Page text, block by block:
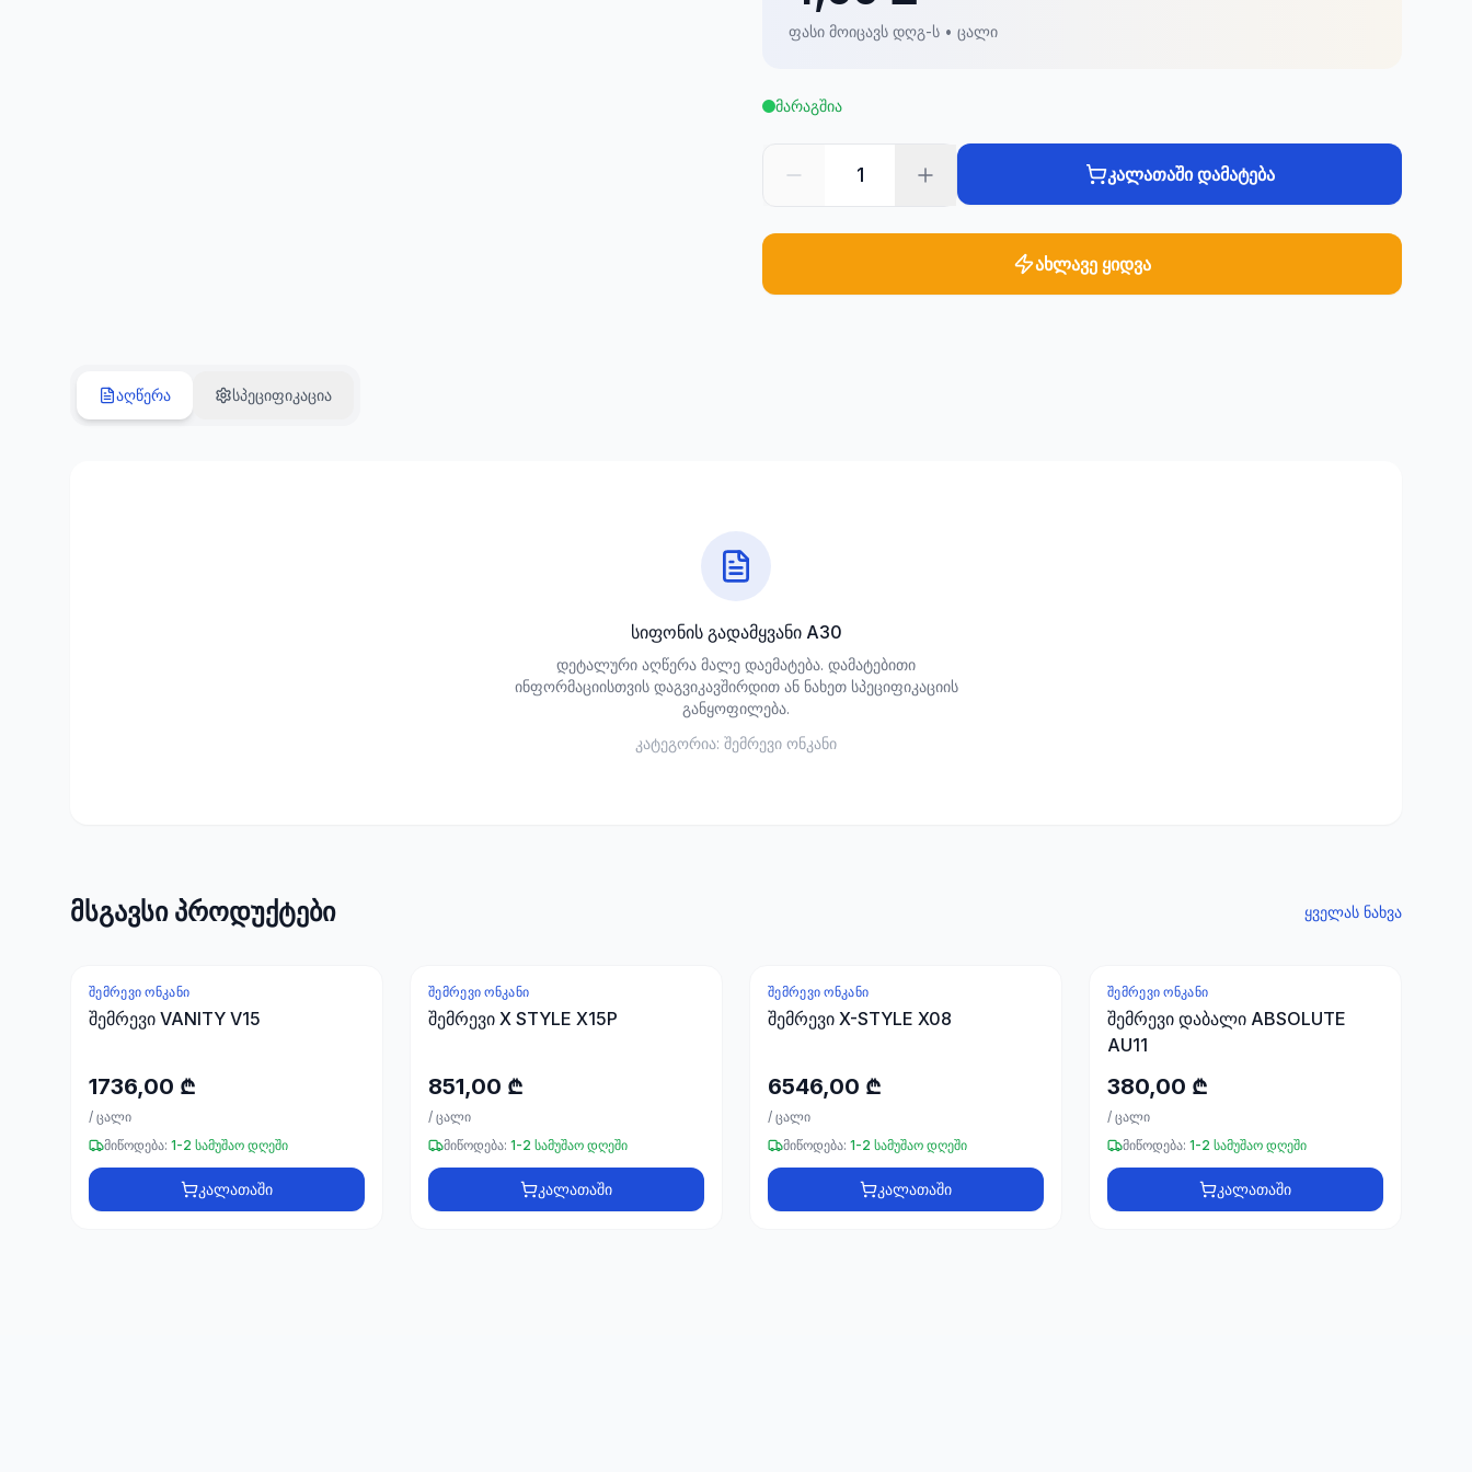
ფასი მოიცავს დღგ-ს • ცალი
მარაგშია
1 კალათაში დამატება
ახლავე ყიდვა
აღწერა სპეციფიკაცია
სიფონის გადამყვანი A30
დეტალური აღწერა მალე დაემატება. დამატებითი
ინფორმაციისთვის დაგვიკავშირდით ან ნახეთ სპეციფიკაციის
განყოფილება.
კატეგორია: შემრევი ონკანი
მსგავსი პროდუქტები ყველას ნახვა
ᲨᲔᲛᲠᲔᲕᲘ ᲝᲜᲙᲐᲜᲘ
შემრევი VANITY V15
1736,00 ₾
/ ცალი
მიწოდება: 1-2 სამუშაო დღეში
კალათაში
ᲨᲔᲛᲠᲔᲕᲘ ᲝᲜᲙᲐᲜᲘ
შემრევი X STYLE X15P
851,00 ₾
/ ცალი
მიწოდება: 1-2 სამუშაო დღეში
კალათაში
ᲨᲔᲛᲠᲔᲕᲘ ᲝᲜᲙᲐᲜᲘ
შემრევი X-STYLE X08
6546,00 ₾
/ ცალი
მიწოდება: 1-2 სამუშაო დღეში
კალათაში
ᲨᲔᲛᲠᲔᲕᲘ ᲝᲜᲙᲐᲜᲘ
შემრევი დაბალი ABSOLUTE
AU11
380,00 ₾
/ ცალი
მიწოდება: 1-2 სამუშაო დღეში
კალათაში